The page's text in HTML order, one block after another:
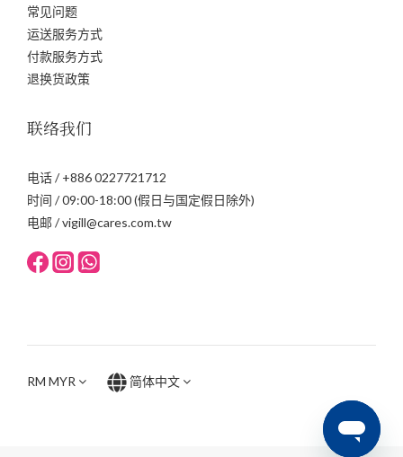
常见问题
运送服务方式
付款服务方式
退换货政策
联络我们
电话 / +886 0227721712
时间 / 09:00-18:00 (假日与国定假日除外)
电邮 / vigill@cares.com.tw
RM MYR 简体中文